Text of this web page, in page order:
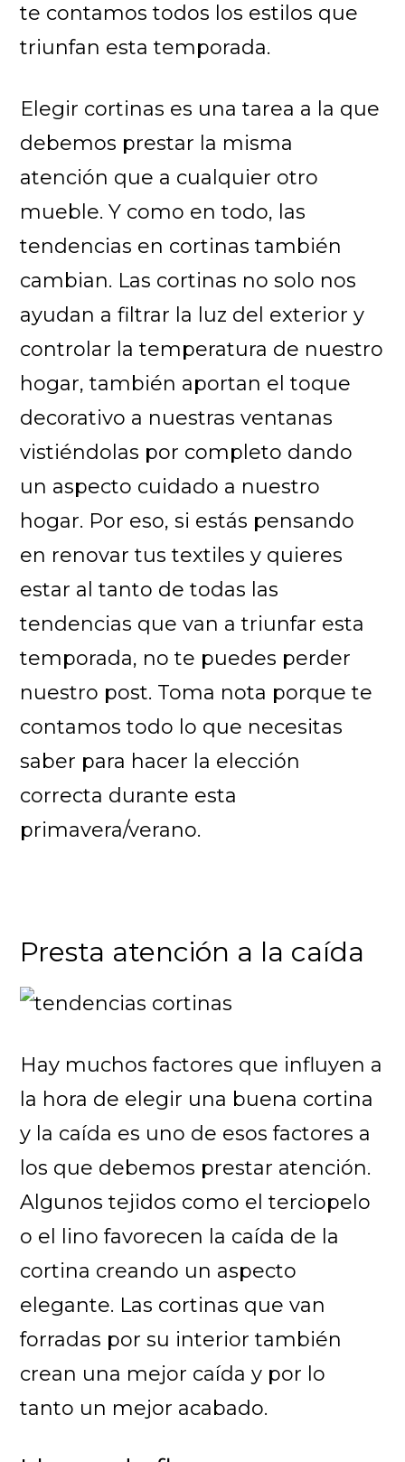
te contamos todos los estilos que
triunfan esta temporada.
Elegir cortinas es una tarea a la que
debemos prestar la misma
atención que a cualquier otro
mueble. Y como en todo, las
tendencias en cortinas también
cambian. Las cortinas no solo nos
ayudan a filtrar la luz del exterior y
controlar la temperatura de nuestro
hogar, también aportan el toque
decorativo a nuestras ventanas
vistiéndolas por completo dando
un aspecto cuidado a nuestro
hogar. Por eso, si estás pensando
en renovar tus textiles y quieres
estar al tanto de todas las
tendencias que van a triunfar esta
temporada, no te puedes perder
nuestro post. Toma nota porque te
contamos todo lo que necesitas
saber para hacer la elección
correcta durante esta
primavera/verano.
Presta atención a la caída
Hay muchos factores que influyen a
la hora de elegir una buena cortina
y la caída es uno de esos factores a
los que debemos prestar atención.
Algunos tejidos como el terciopelo
o el lino favorecen la caída de la
cortina creando un aspecto
elegante. Las cortinas que van
forradas por su interior también
crean una mejor caída y por lo
tanto un mejor acabado.